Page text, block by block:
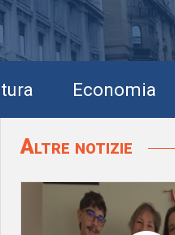
Economia
Altre notizie